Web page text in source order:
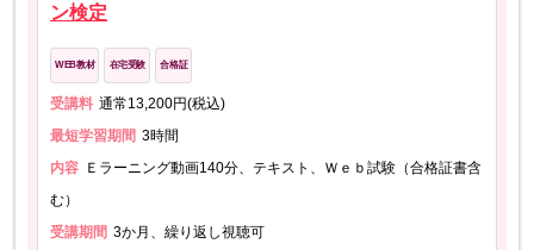
ン検定
WEB教材 在宅受験 合格証
受講料 通常13,200円(税込)
最短学習期間 3時間
内容 Ｅラーニング動画140分、テキスト、Ｗｅｂ試験（合格証書含
む）
受講期間 3か月、繰り返し視聴可